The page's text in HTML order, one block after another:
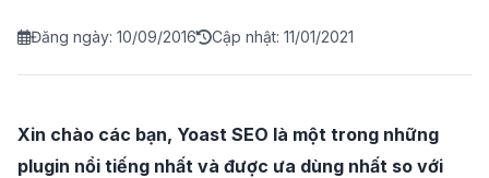
Đăng ngày: 10/09/2016 Cập nhật: 11/01/2021
Xin chào các bạn, Yoast SEO là một trong những
plugin nổi tiếng nhất và được ưa dùng nhất so với